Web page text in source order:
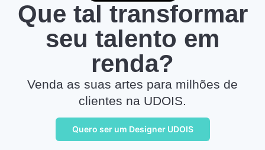
Que tal transformar
seu talento em
renda?
Venda as suas artes para milhões de
clientes na UDOIS.
Quero ser um Designer UDOIS